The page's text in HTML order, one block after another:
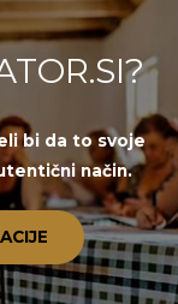
bi da to svoje
način.